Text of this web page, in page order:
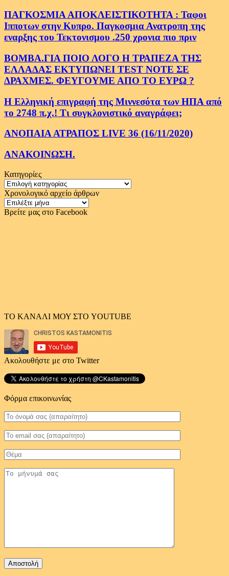
ΠΑΓΚΟΣΜΙΑ ΑΠΟΚΛΕΙΣΤΙΚΟΤΗΤΑ : Ταφοι
Ιπποτων στην Κυπρο. Παγκοσμια Ανατροπη της
εναρξης του Τεκτονισμου .250 χρονια πιο πριν
ΒΟΜΒΑ.ΓΙΑ ΠΟΙΟ ΛΟΓΟ Η ΤΡΑΠΕΖΑ ΤΗΣ
ΕΛΛΑΔΑΣ ΕΚΤΥΠΩΝΕΙ TEST NOTE ΣΕ
ΔΡΑΧΜΕΣ. ΦΕΥΓΟΥΜΕ ΑΠΟ ΤΟ ΕΥΡΩ ?
Η Ελληνική επιγραφή της Μιννεσότα των ΗΠΑ από
το 2748 π.χ.! Τι συγκλονιστικό αναγράφει;
ΑΝΟΠΑΙΑ ΑΤΡΑΠΟΣ LIVE 36 (16/11/2020)
ΑΝΑΚΟΙΝΩΣΗ.
Κατηγορίες
Κατηγορίες
Χρονολογικό αρχείο άρθρων
Χρονολογικό
αρχείο
Βρείτε μας στο Facebook
ΤΟ ΚΑΝΑΛΙ ΜΟΥ ΣΤΟ YOUTUBE
Ακολουθήστε με στο Twitter
Φόρμα επικοινωνίας